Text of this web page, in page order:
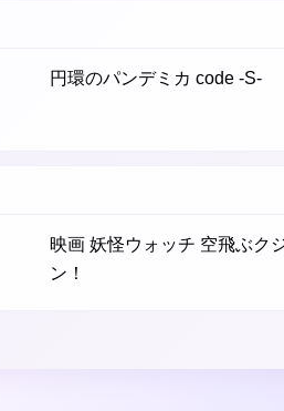
円環のパンデミカ code -S-
映画 妖怪ウォッチ 空飛ぶク
ン！